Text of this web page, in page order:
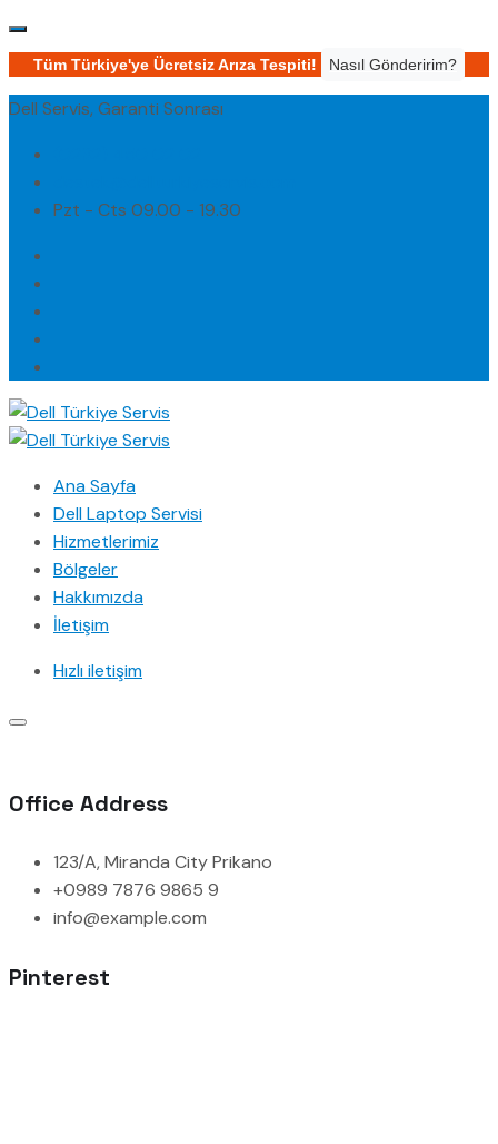
Tüm Türkiye'ye Ücretsiz Arıza Tespiti! Nasıl Gönderirim?
Dell Servis, Garanti Sonrası
Pzt - Cts 09.00 - 19.30
Ana Sayfa
Dell Laptop Servisi
Hizmetlerimiz
Bölgeler
Hakkımızda
İletişim
Hızlı iletişim
Office Address
123/A, Miranda City Prikano
+0989 7876 9865 9
info@example.com
Pinterest